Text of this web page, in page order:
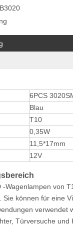
6PCS
Blau
T10
0,35W
11,5*17mm
12V
-Wagenlampen von
Sie können für eine
verwendet
Türversuche und